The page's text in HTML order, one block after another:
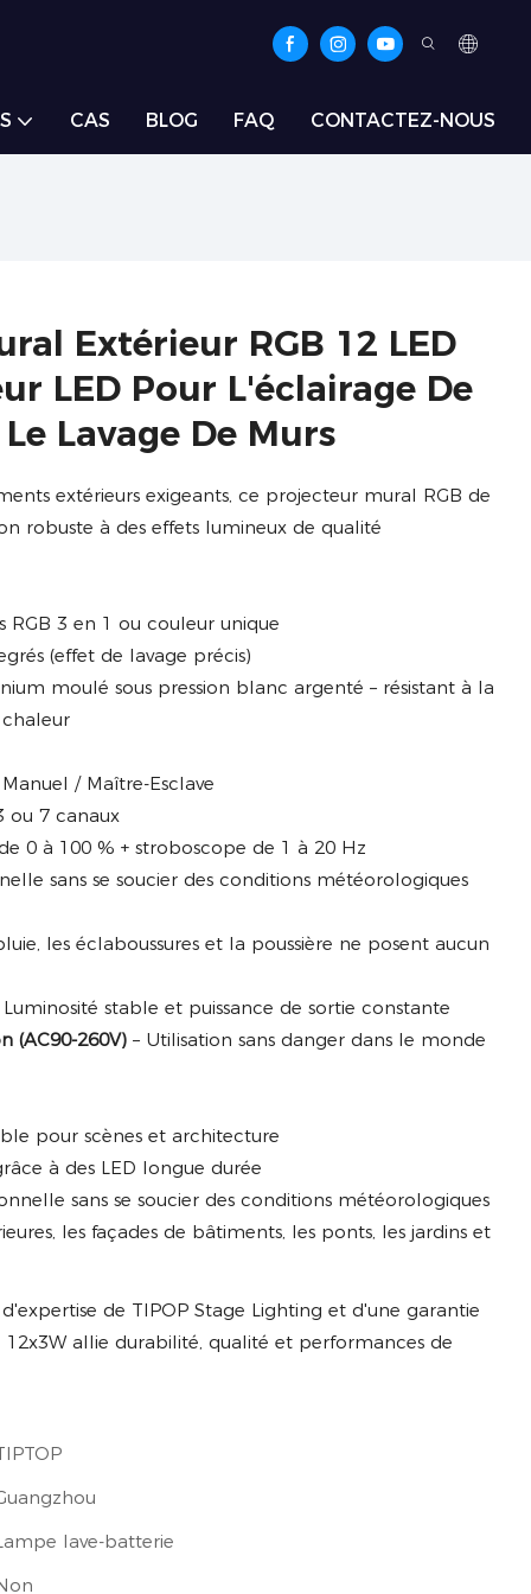
CAS BLOG FAQ CONTACTEZ-NOUS
Extérieur RGB 12 LED
LED Pour L'éclairage De
Lavage De Murs
extérieurs exigeants, ce projecteur mural RGB de
robuste à des effets lumineux de qualité
RGB 3 en 1 ou couleur unique
(effet de lavage précis)
moulé sous pression blanc argenté – résistant à la
/ Maître-Esclave
ou 7 canaux
0 à 100 % + stroboscope de 1 à 20 Hz
sans se soucier des conditions météorologiques
les éclaboussures et la poussière ne posent aucun
stable et puissance de sortie constante
(AC90-260V) – Utilisation sans danger dans le monde
pour scènes et architecture
à des LED longue durée
sans se soucier des conditions météorologiques
les façades de bâtiments, les ponts, les jardins et
de TIPOP Stage Lighting et d'une garantie
allie durabilité, qualité et performances de
lave-batterie